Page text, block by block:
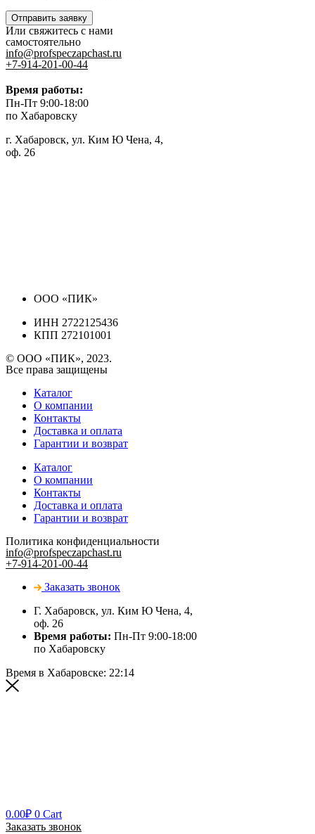
Отправить заявку
Или свяжитесь с нами
самостоятельно
info@profspeczapchast.ru
+7-914-201-00-44
Время работы:
Пн-Пт 9:00-18:00
по Хабаровску
г. Хабаровск, ул. Ким Ю Чена, 4,
оф. 26
ООО «ПИК»
ИНН 2722125436
КПП 272101001
© ООО «ПИК», 2023.
Все права защищены
Каталог
О компании
Контакты
Доставка и оплата
Гарантии и возврат
Каталог
О компании
Контакты
Доставка и оплата
Гарантии и возврат
Политика конфиденциальности
info@profspeczapchast.ru
+7-914-201-00-44
Заказать звонок
Г. Хабаровск, ул. Ким Ю Чена, 4,
оф. 26
Время работы: Пн-Пт 9:00-18:00
по Хабаровску
Время в Хабаровске: 22:14
0.00₽ 0 Cart
Заказать звонок